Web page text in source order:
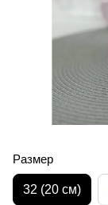
Размер
32 (20 см)